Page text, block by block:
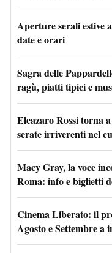
Aperture serali estive
date e orari
Sagra delle
ragù, piatti tipici e
Eleazaro Rossi torna
serate irriverenti nel
Macy Gray, la voce
Roma: info e biglietti
Cinema Liberato: il
Agosto e Settembre a